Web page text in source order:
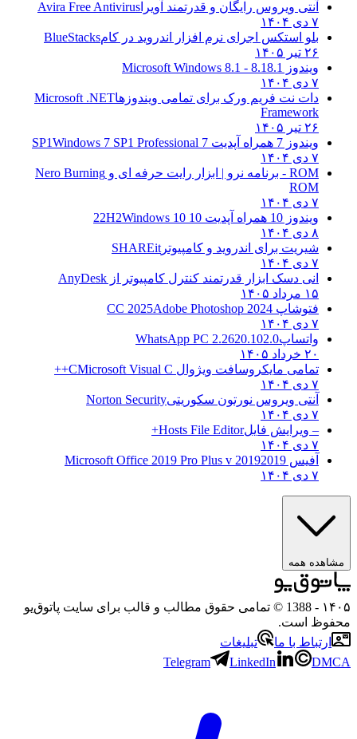
آنتی ویروس رایگان و قدرتمند آویرا Avira Free Antivirus
۷ دی ۱۴۰۴
بلو استکس اجرای نرم افزار اندروید در کامBlueStacks
۲۶ تیر ۱۴۰۵
ویندوز 8.1
8.1 - Microsoft Windows 8.1
۷ دی ۱۴۰۴
دات نت فریم ورک برای تمامی ویندوزهاMicrosoft .NET
Framework
۲۶ تیر ۱۴۰۵
ویندوز 7 همراه آپدیت 7 SP1
Windows 7 SP1 Professional
۷ دی ۱۴۰۴
ROM - برنامه نرو | ابزار رایت حرفه ای و
Nero Burning
ROM
۷ دی ۱۴۰۴
ویندوز 10 همراه آپدیت 10 22H2
Windows 10
۸ دی ۱۴۰۴
شیریت برای اندروید و کامپیوتر SHAREit
۷ دی ۱۴۰۴
انی دسک ابزار قدرتمند کنترل کامپیوتر از AnyDesk
۱۵ مرداد ۱۴۰۵
فتوشاپ CC 2025 Adobe Photoshop 2024
۷ دی ۱۴۰۴
واتساپWhatsApp PC 2.2620.102.0
۲۰ خرداد ۱۴۰۵
تمامی مایکروسافت ویژوال C Microsoft Visual C++
۷ دی ۱۴۰۴
آنتی ویروس نورتون سکوریتیNorton Security
۷ دی ۱۴۰۴
– ویرایش فایلHosts File Editor+
۷ دی ۱۴۰۴
آفیس 2019 2019 Microsoft Office 2019 Pro Plus v
۷ دی ۱۴۰۴
مشاهده همه
۱۴۰۵
- 1388 © تمامی حقوق مطالب و قالب برای سایت پاتوق‌یو
محفوظ است.
ارتباط با ما
تبلیغات
Telegram
LinkedIn DMCA